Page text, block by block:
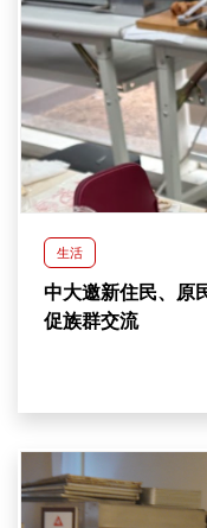
生活
中大邀新住民、
促族群交流